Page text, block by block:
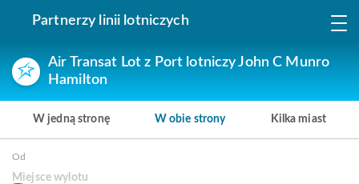
Partnerzy linii lotniczych
Air Transat Lot z Port lotniczy John C Munro
Hamilton
W jedną stronę W obie strony Kilka miast
Od
Miejsce wylotu